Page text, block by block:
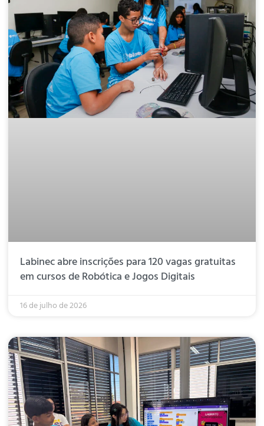
Labinec abre inscrições para 120 vagas gratuitas
em cursos de Robótica e Jogos Digitais
16 de julho de 2026